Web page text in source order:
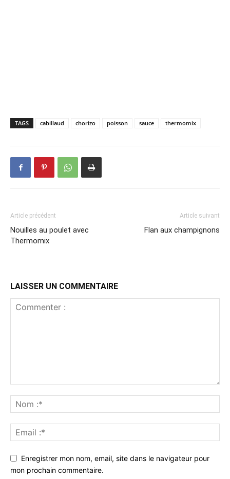
TAGS cabillaud chorizo poisson sauce thermomix
Article précédent
Nouilles au poulet avec
Thermomix
Article suivant
Flan aux champignons
LAISSER UN COMMENTAIRE
Enregistrer mon nom, email, site dans le navigateur pour
mon prochain commentaire.